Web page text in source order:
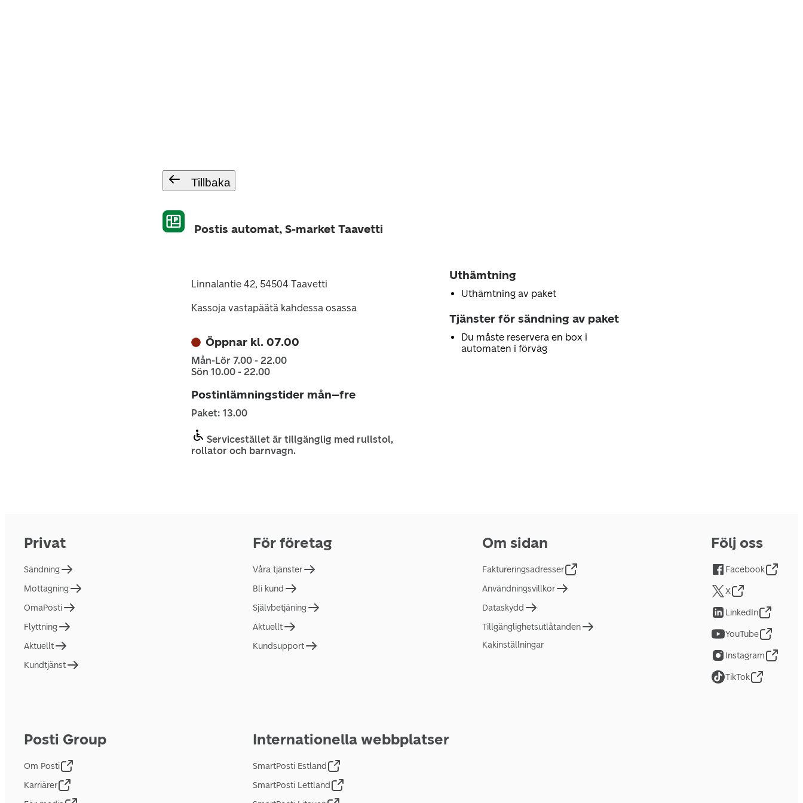
Tillbaka
Postis automat, S-market Taavetti
Linnalantie 42, 54504 Taavetti
Kassoja vastapäätä kahdessa osassa
Öppnar kl. 07.00
Mån-Lör 7.00 - 22.00
Sön 10.00 - 22.00
Postinlämningstider mån–fre
Paket: 13.00
Servicestället är tillgänglig med rullstol,
rollator och barnvagn.
Uthämtning
Uthämtning av paket
Tjänster för sändning av paket
Du måste reservera en box i
automaten i förväg
Privat
Sändning
Mottagning
OmaPosti
Flyttning
Aktuellt
Kundtjänst
För företag
Våra tjänster
Bli kund
Självbetjäning
Aktuellt
Kundsupport
Om sidan
Faktureringsadresser
Användningsvillkor
Dataskydd
Tillgänglighetsutlåtanden
Kakinställningar
Posti Group
Om Posti
Karriärer
Internationella webbplatser
SmartPosti Estland
SmartPosti Lettland
Följ oss
Facebook
X
LinkedIn
YouTube
Instagram
TikTok